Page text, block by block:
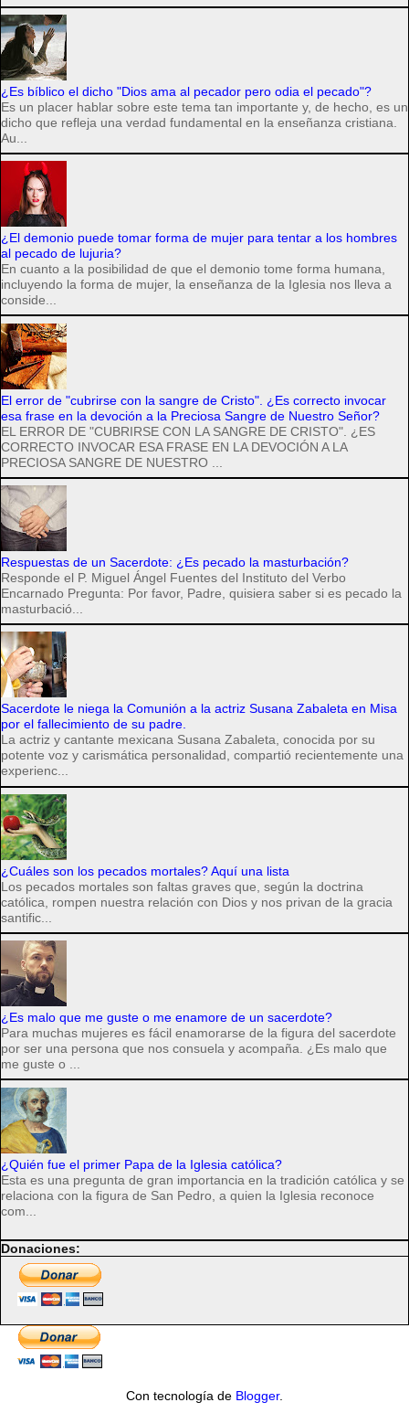
¿Es bíblico el dicho "Dios ama al pecador pero odia el pecado"?
Es un placer hablar sobre este tema tan importante y, de hecho, es un
dicho que refleja una verdad fundamental en la enseñanza cristiana.
Au...
¿El demonio puede tomar forma de mujer para tentar a los hombres
al pecado de lujuria?
En cuanto a la posibilidad de que el demonio tome forma humana,
incluyendo la forma de mujer, la enseñanza de la Iglesia nos lleva a
conside...
El error de "cubrirse con la sangre de Cristo". ¿Es correcto invocar
esa frase en la devoción a la Preciosa Sangre de Nuestro Señor?
EL ERROR DE "CUBRIRSE CON LA SANGRE DE CRISTO". ¿ES
CORRECTO INVOCAR ESA FRASE EN LA DEVOCIÓN A LA
PRECIOSA SANGRE DE NUESTRO ...
Respuestas de un Sacerdote: ¿Es pecado la masturbación?
Responde el P. Miguel Ángel Fuentes del Instituto del Verbo
Encarnado Pregunta: Por favor, Padre, quisiera saber si es pecado la
masturbació...
Sacerdote le niega la Comunión a la actriz Susana Zabaleta en Misa
por el fallecimiento de su padre.
La actriz y cantante mexicana Susana Zabaleta, conocida por su
potente voz y carismática personalidad, compartió recientemente una
experienc...
¿Cuáles son los pecados mortales? Aquí una lista
Los pecados mortales son faltas graves que, según la doctrina
católica, rompen nuestra relación con Dios y nos privan de la gracia
santific...
¿Es malo que me guste o me enamore de un sacerdote?
Para muchas mujeres es fácil enamorarse de la figura del sacerdote
por ser una persona que nos consuela y acompaña. ¿Es malo que
me guste o ...
¿Quién fue el primer Papa de la Iglesia católica?
Esta es una pregunta de gran importancia en la tradición católica y se
relaciona con la figura de San Pedro, a quien la Iglesia reconoce
com...
Donaciones:
Con tecnología de Blogger.